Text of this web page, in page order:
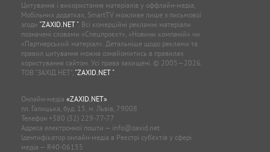
Цитування і використання матеріалів у оффлайн-медіа,
Мобільних додатках, SmartTV можливе лише з письмової
згоди "ZAXID.NET ". Всі комерційні рекламні матеріали
позначені словами «Спецпроєкт», «Новини компаній» чи
«Партнерський матеріал». Детальніше щодо реклами та
правил цитування можна ознайомитись в правилах
користування сайтом. Усі права захищені. © 2005—2026,
ТОВ “ЗАХІД.НЕТ”, "ZAXID.NET ".
Онлайн-медіа «ZAXID.NET»
пл. Галицька, буд. 15, м. Львів, 79008
Телефон +380 (32) 229-77-77
Адреса електронної пошти — info@zaxid.net
Ідентифікатор онлайн-медіа в Реєстрі суб'єктів у сфері
медіа — R40-06155